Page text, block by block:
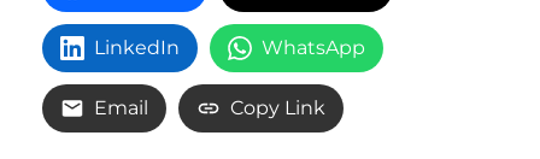
LinkedIn WhatsApp
Email Copy Link